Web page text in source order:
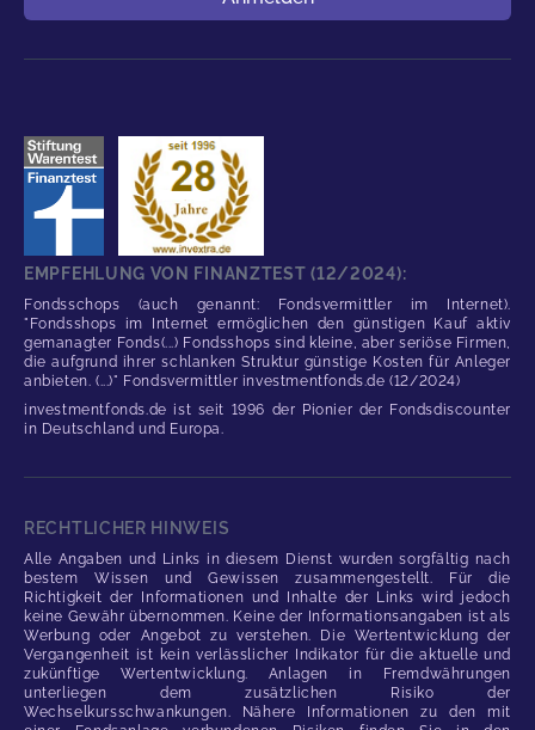
EMPFEHLUNG VON FINANZTEST (12/2024):
Fondsschops (auch genannt: Fondsvermittler im Internet).
"Fondsshops im Internet ermöglichen den günstigen Kauf aktiv
gemanagter Fonds(...) Fondsshops sind kleine, aber seriöse Firmen,
die aufgrund ihrer schlanken Struktur günstige Kosten für Anleger
anbieten. (...)" Fondsvermittler investmentfonds.de (12/2024)
investmentfonds.de ist seit 1996 der Pionier der Fondsdiscounter
in Deutschland und Europa.
RECHTLICHER HINWEIS
Alle Angaben und Links in diesem Dienst wurden sorgfältig nach
bestem Wissen und Gewissen zusammengestellt. Für die
Richtigkeit der Informationen und Inhalte der Links wird jedoch
keine Gewähr übernommen. Keine der Informationsangaben ist als
Werbung oder Angebot zu verstehen. Die Wertentwicklung der
Vergangenheit ist kein verlässlicher Indikator für die aktuelle und
zukünftige Wertentwicklung. Anlagen in Fremdwährungen
unterliegen dem zusätzlichen Risiko der
Wechselkursschwankungen. Nähere Informationen zu den mit